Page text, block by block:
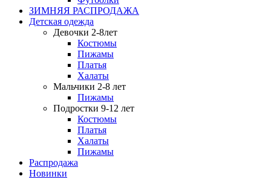
ЗИМНЯЯ РАСПРОДАЖА
Детская одежда
Девочки 2-8лет
Костюмы
Пижамы
Платья
Халаты
Мальчики 2-8 лет
Пижамы
Подростки 9-12 лет
Костюмы
Платья
Халаты
Пижамы
Распродажа
Новинки